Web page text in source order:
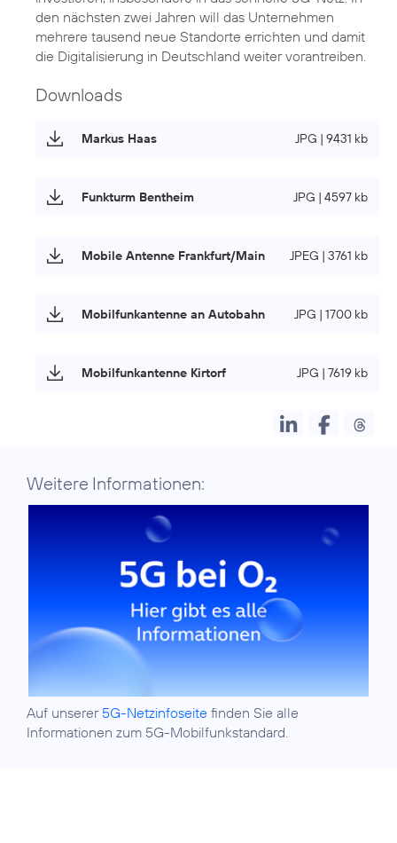
den nächsten zwei Jahren will das Unternehmen
mehrere tausend neue Standorte errichten und damit
die Digitalisierung in Deutschland weiter vorantreiben.
Downloads
Markus Haas JPG | 9431 kb
Funkturm Bentheim JPG | 4597 kb
Mobile Antenne Frankfurt/Main JPEG | 3761 kb
Mobilfunkantenne an Autobahn JPG | 1700 kb
Mobilfunkantenne Kirtorf JPG | 7619 kb
Weitere Informationen:
Auf unserer 5G-Netzinfoseite finden Sie alle
Informationen zum 5G-Mobilfunkstandard.